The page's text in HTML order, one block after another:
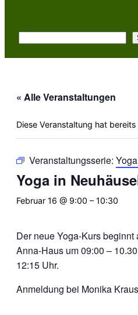
« Alle Veranstaltungen
Diese Veranstaltung hat
Veranstaltungsserie:
Yoga in
Februar 16 @ 9:00 – 10:30
Der neue Yoga-Kurs beginnt
Anna-Haus um 09:00 –
12:15 Uhr.
Anmeldung bei Monika